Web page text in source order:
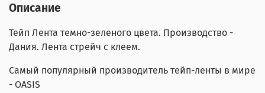
Описание
Тейп Лента темно-зеленого цвета. Производство -
Дания. Лента стрейч с клеем.
Самый популярный производитель тейп-ленты в мире
- OASIS